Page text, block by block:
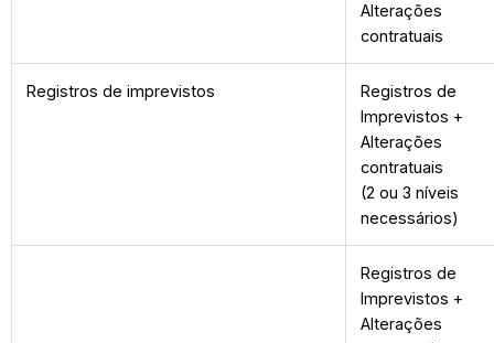
Alterações
contratuais
Registros de imprevistos
Registros de
Imprevistos +
Alterações
contratuais
(2 ou 3 níveis
necessários)
Registros de
Imprevistos +
Alterações